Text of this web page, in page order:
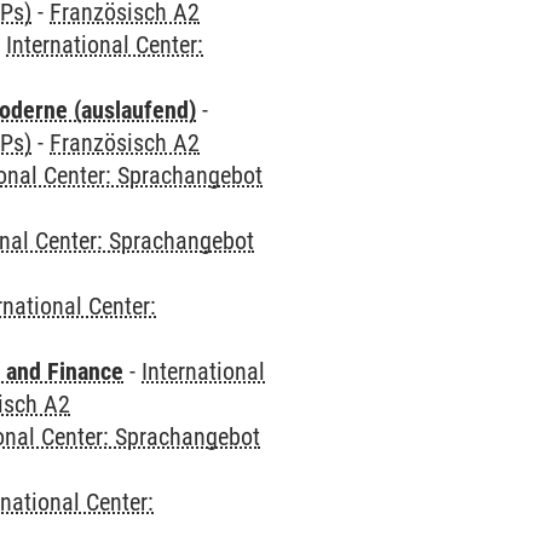
- Französisch A2
International Center:
(auslaufend) -
- Französisch A2
Center: Sprachangebot
Center: Sprachangebot
Center:
Finance - International
A2
Center: Sprachangebot
Center: